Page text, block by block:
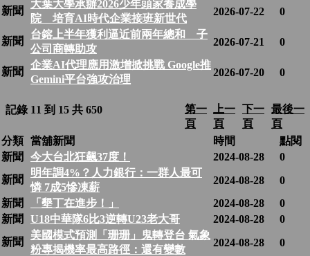
新聞
大葉大學承辦2026少年頭家養成學
院 培育AI時代企業接班新世代
2026-07-22 0
新聞
台鎔上半年獲利逼近前兩年總和 子
公司商轉助攻
2026-07-21 0
新聞
企業AI代理應用激增掀挑戰 Google推
Gemini平台強攻治理
2026-07-20 0
記錄 11 到 15 共 650
第一
頁
上一
頁
下一
頁
最後一
頁
分類 當舖新聞 時間
點閱
新聞
今大台北狂飆37度！ 2024-08-28
0
新聞
明年調4%？人力銀行：一群人最可
憐 7成5慘凍薪
2024-08-28
0
新聞
「墾丁在進步！」 2024-08-28
0
新聞
U18中華隊6比3逆轉U23老大哥 2024-08-28
0
新聞
美國模式預測「珊珊」鬼轉登台 氣象
粉專揭機率最高路徑：還有變數
2024-08-28 0